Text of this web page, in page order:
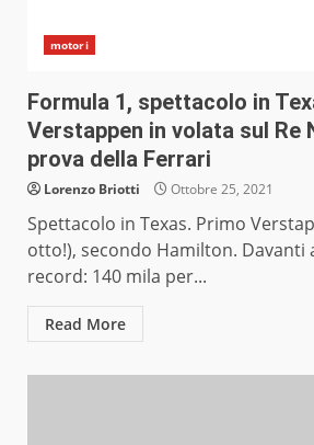
motori
Formula 1, spettacolo in
Verstappen in volata sul Re
prova della Ferrari
Lorenzo Briotti Ottobre 25, 2021
Spettacolo in Texas. Primo
otto!), secondo Hamilton. Davanti
record: 140 mila per...
Read More